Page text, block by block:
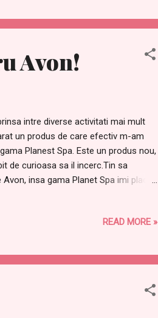
Avon!
intre diverse activitati mai mult
un produs de care efectiv m-am
Planest Spa. Este un produs nou,
de curioasa sa il incerc.Tin sa
insa gama Planet Spa imi place
ca sunt unele dintre voi care nu ati
ceea ce priveste ritual...
READ MORE »